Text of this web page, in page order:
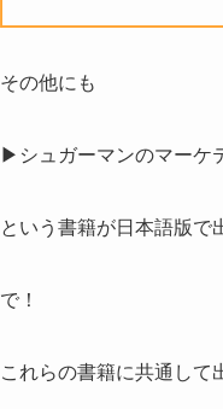
その他にも
▶シュガーマンのマー
という書籍が日本語版で
で！
これらの書籍に共通して